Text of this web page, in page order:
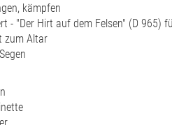
kämpfen
- "Der Hirt auf dem Felsen" (D 965)
zum Altar